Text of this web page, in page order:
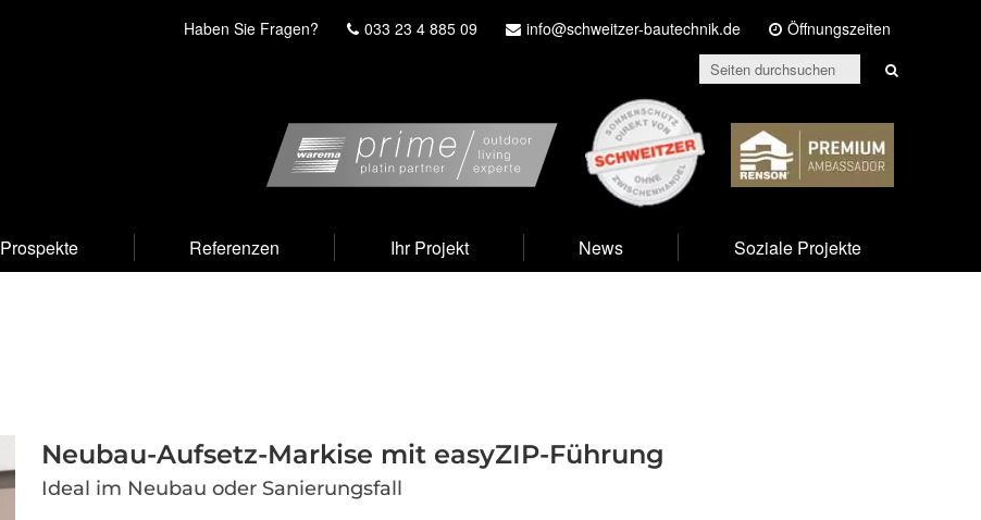
Haben Sie Fragen? 033 23 4 885 09 info@schweitzer-bautechnik.de Öffnungszeiten
Prospekte Referenzen Ihr Projekt News Soziale Projekte
Neubau-Aufsetz-Markise mit easyZIP-Führung
Ideal im Neubau oder Sanierungsfall
Schweitzer